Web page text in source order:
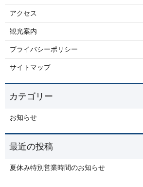
アクセス
観光案内
プライバシーポリシー
サイトマップ
お知らせ
夏休み特別営業時間のお知らせ